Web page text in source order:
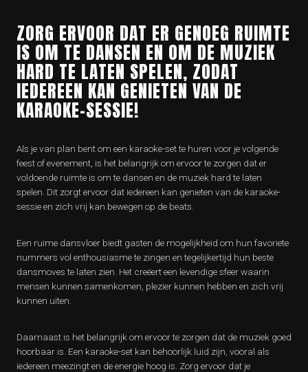
ZORG ERVOOR DAT ER GENOEG RUIMTE
IS OM TE DANSEN EN OM DE MUZIEK
HARD TE LATEN SPELEN, ZODAT
IEDEREEN KAN GENIETEN VAN DE
KARAOKE-SESSIE!
Als je van plan bent om een karaoke-set te huren voor je volgende
feest of evenement, is het belangrijk om ervoor te zorgen dat er
voldoende ruimte is om te dansen en de muziek hard te laten
spelen. Dit zorgt ervoor dat iedereen kan genieten van de karaoke-
sessie en zich vrij kan bewegen op de beats.
Een ruime dansvloer biedt gasten de mogelijkheid om hun favoriete
nummers vol enthousiasme te zingen en tegelijkertijd hun beste
dansmoves te laten zien. Het creëert een levendige sfeer waarin
mensen kunnen samenkomen, plezier kunnen hebben en zich vrij
kunnen uiten.
Daarnaast is het belangrijk om ervoor te zorgen dat de muziek goed
hoorbaar is. Een karaoke-set kan behoorlijk luid zijn, vooral als
iedereen meezingt en de energie hoog is. Zorg ervoor dat je